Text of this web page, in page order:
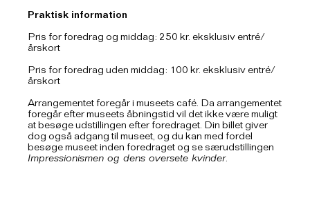
Praktisk information
Pris for foredrag og middag: 250 kr. eksklusiv entré/
årskort
Pris for foredrag uden middag: 100 kr. eksklusiv entré/
årskort
Arrangementet foregår i museets café. Da arrangementet
foregår efter museets åbningstid vil det ikke være muligt
at besøge udstillingen efter foredraget. Din billet giver
dog også adgang til museet, og du kan med fordel
besøge museet inden foredraget og se særudstillingen
Impressionismen og dens oversete kvinder.